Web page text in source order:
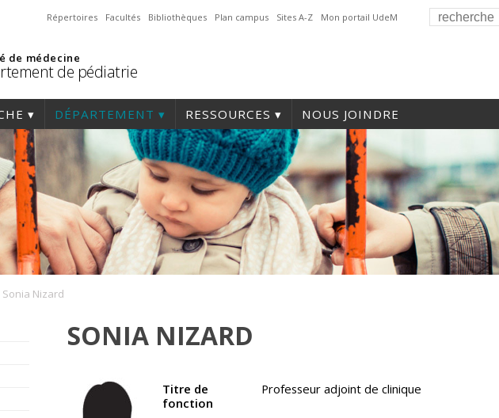
Répertoires Facultés Bibliothèques Plan campus Sites A-Z Mon portail UdeM
de médecine
de pédiatrie
DÉPARTEMENT RESSOURCES NOUS JOINDRE
Sonia Nizard
SONIA NIZARD
Titre de
fonction
Professeur adjoint de clinique